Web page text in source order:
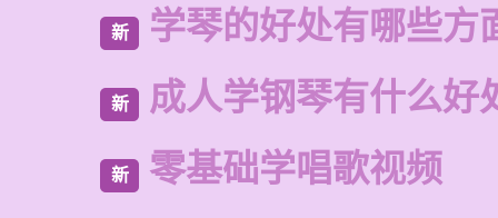
新 学琴的好处有哪些方
新 成人学钢琴有什么好
新 零基础学唱歌视频